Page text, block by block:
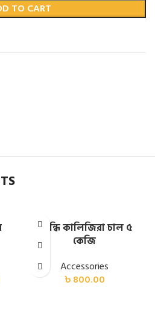
TO CART
সুগন্ধি কালিজিরা চাল ৫
কেজি
Accessories
৳800.00